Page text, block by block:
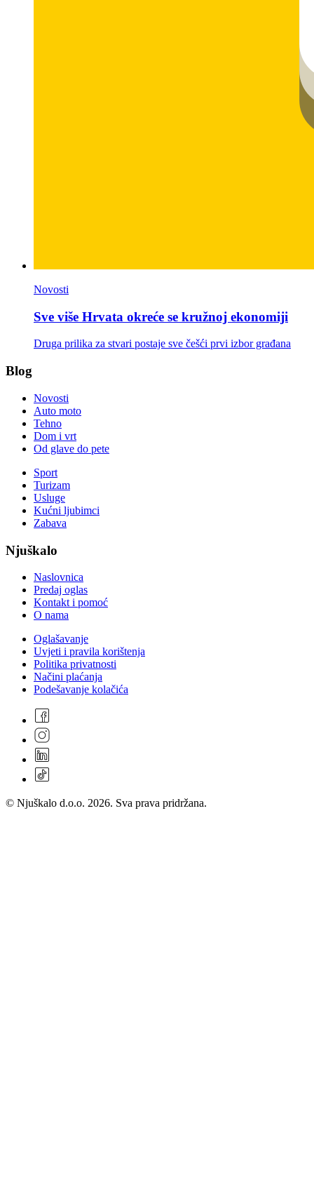
Novosti
Sve više Hrvata okreće se kružnoj ekonomiji
Druga prilika za stvari postaje sve češći prvi izbor građana
Blog
Novosti
Auto moto
Tehno
Dom i vrt
Od glave do pete
Sport
Turizam
Usluge
Kućni ljubimci
Zabava
Njuškalo
Naslovnica
Predaj oglas
Kontakt i pomoć
O nama
Oglašavanje
Uvjeti i pravila korištenja
Politika privatnosti
Načini plaćanja
Podešavanje kolačića
© Njuškalo d.o.o. 2026. Sva prava pridržana.